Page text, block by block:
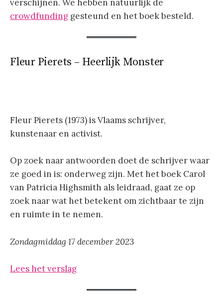
verschijnen. We hebben natuurlijk de
crowdfunding gesteund en het boek besteld.
Fleur Pierets – Heerlijk Monster
Fleur Pierets (1973) is Vlaams schrijver,
kunstenaar en activist.
Op zoek naar antwoorden doet de schrijver waar
ze goed in is: onderweg zijn. Met het boek Carol
van Patricia Highsmith als leidraad, gaat ze op
zoek naar wat het betekent om zichtbaar te zijn
en ruimte in te nemen.
Zondagmiddag 17 december 2023
Lees het verslag